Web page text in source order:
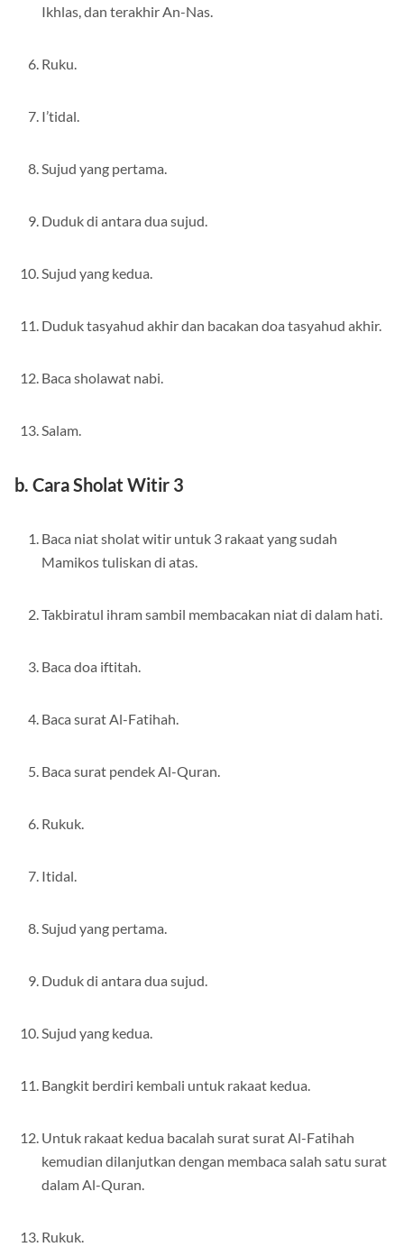
Ikhlas, dan terakhir An-Nas.
Ruku.
I’tidal.
Sujud yang pertama.
Duduk di antara dua sujud.
Sujud yang kedua.
Duduk tasyahud akhir dan bacakan doa tasyahud akhir.
Baca sholawat nabi.
Salam.
b. Cara Sholat Witir 3
Baca niat sholat witir untuk 3 rakaat yang sudah
Mamikos tuliskan di atas.
Takbiratul ihram sambil membacakan niat di dalam hati.
Baca doa iftitah.
Baca surat Al-Fatihah.
Baca surat pendek Al-Quran.
Rukuk.
Itidal.
Sujud yang pertama.
Duduk di antara dua sujud.
Sujud yang kedua.
Bangkit berdiri kembali untuk rakaat kedua.
Untuk rakaat kedua bacalah surat surat Al-Fatihah
kemudian dilanjutkan dengan membaca salah satu surat
dalam Al-Quran.
Rukuk.